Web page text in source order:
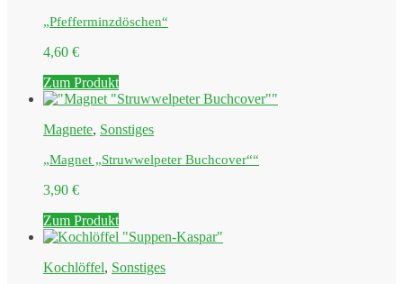
„Pfefferminzdöschen“
4,60 €
Zum Produkt
Magnete, Sonstiges
„Magnet „Struwwelpeter Buchcover““
3,90 €
Zum Produkt
Kochlöffel, Sonstiges